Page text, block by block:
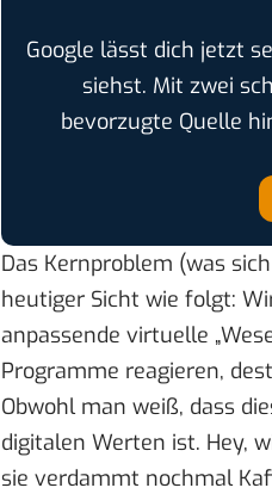
Google lässt dich jetzt
siehst. Mit zwei
bevorzugte Quelle
Das Kernproblem (was
heutiger Sicht wie folgt:
anpassende virtuelle
Programme reagieren,
Obwohl man weiß, dass
digitalen Werten ist. Hey,
sie verdammt nochmal